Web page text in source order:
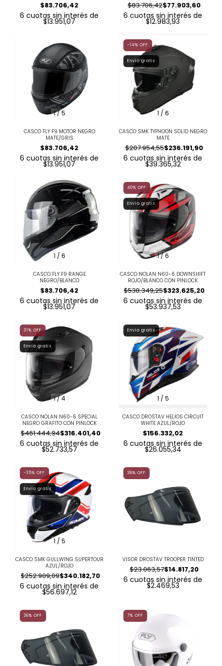
$83.706,42
6 cuotas sin interés de
$13.951,07
$77.903,60
$83.706,42
6 cuotas sin interés de
$12.983,93
1/5
CASCO FLY F9 MOTOR NEGRO
MATE/GRIS
$83.706,42
6 cuotas sin interés de
$13.951,07
1 / 6
-14% OFF
Envío gratis
CASCO SMK TYPHOON SOLID NEGRO
MATE
$236.191,90
$207.954,55
6 cuotas sin interés de
$39.365,32
1 / 6
CASCO FLY F9 RANGE
NEGRO/BLANCO
$83.706,42
6 cuotas sin interés de
$13.951,07
1/6
40% OFF
Envío gratis
CASCO NOLAN N60-6 DOWNSHIFT
ROJO/BLANCO CON PINLOCK
$323.625,20
$538.349,25
6 cuotas sin interés de
$53.937,53
1/4
31 % OFF
Envío gratis
CASCO NOLAN N60-6 SPECIAL
NEGRO GRAFITO CON PINLOCK
$316.401,40
$461.444,94
6 cuotas sin interés de
$52.733,57
1 / 5
Envío gratis
CASCO DROSTAV HELIOS CIRCUIT
WHITE AZUL/ROJO
$156.332,02
6 cuotas sin interés de
$26.055,34
1 / 5
-35% OFF
Envío gratis
CASCO SMK GULLWING SUPERTOUR
AZUL/ROJO
$340.182,70
$252.909,09
6 cuotas sin interés de
$56.697,12
36% OFF
VISOR DROSTAV TROOPER TINTED
$14.817,20
$23.063,57
6 cuotas sin interés de
$2.469,53
36% OFF 7% OFF